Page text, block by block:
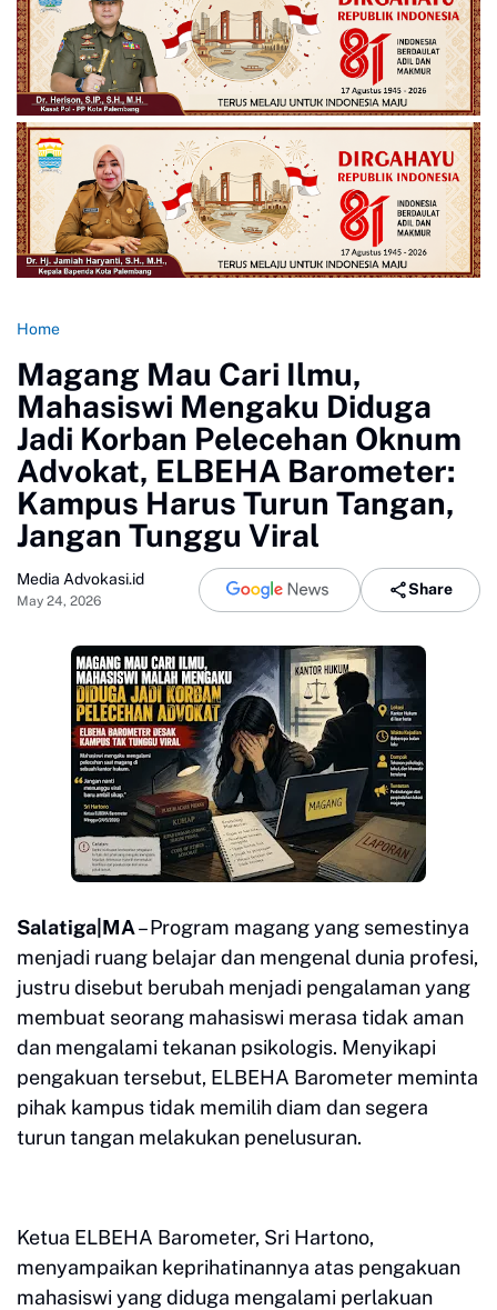
Home
Magang Mau Cari Ilmu,
Mahasiswi Mengaku Diduga
Jadi Korban Pelecehan Oknum
Advokat, ELBEHA Barometer:
Kampus Harus Turun Tangan,
Jangan Tunggu Viral
Media Advokasi.id
May 24, 2026
Share
Salatiga|MA– Program magang yang semestinya
menjadi ruang belajar dan mengenal dunia profesi,
justru disebut berubah menjadi pengalaman yang
membuat seorang mahasiswi merasa tidak aman
dan mengalami tekanan psikologis. Menyikapi
pengakuan tersebut, ELBEHA Barometer meminta
pihak kampus tidak memilih diam dan segera
turun tangan melakukan penelusuran.
Ketua ELBEHA Barometer, Sri Hartono,
menyampaikan keprihatinannya atas pengakuan
mahasiswi yang diduga mengalami perlakuan